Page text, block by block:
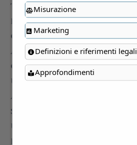
Misurazione
Marketing
Definizioni e riferimenti legali
Approfondimenti